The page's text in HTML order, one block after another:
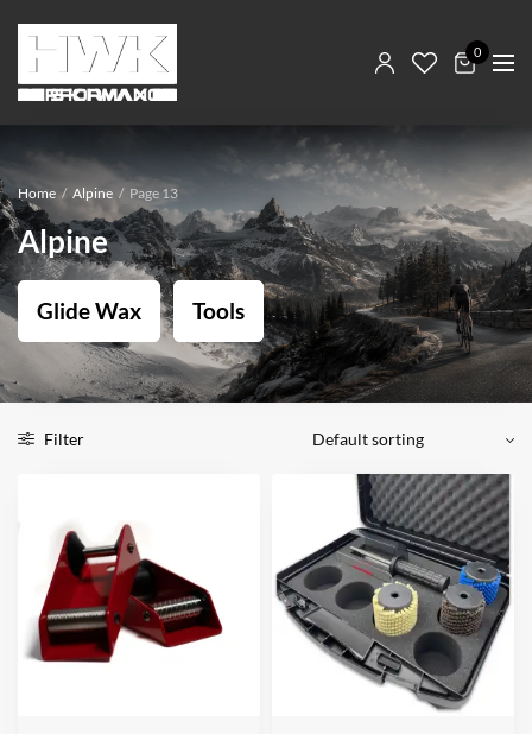
0
Home / Alpine / Page 13
Alpine
Glide Wax Tools
Filter